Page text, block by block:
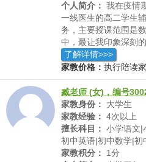
个人简介： 我在疫情
一线医生的高二学生
务，主要授课范围是
中，最让我印象深刻
且基础比较差，但是
下，在一个月后，根
每天都可以抽出一段
了解详情>>>
家教价格： 执行陪读
臧老师 (女)，编号
家教身份：
大学生
家教经验： 4次以上
擅长科目： 小学语文|
初中英语|初中数学|初
家教积分：
1分